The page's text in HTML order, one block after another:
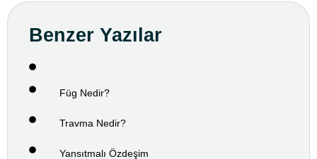
Benzer Yazılar
Füg Nedir?
Travma Nedir?
Yansıtmalı Özdeşim